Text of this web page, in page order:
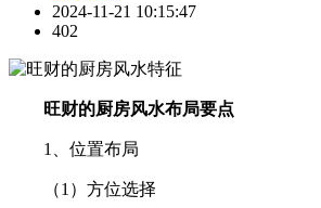
2024-11-21 10:15:47
402
旺财的厨房风水布局要点
1、位置布局
（1）方位选择